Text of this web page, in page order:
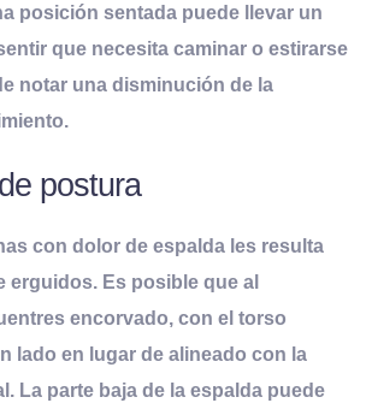
posición sentada puede llevar un
que necesita caminar o estirarse
notar una disminución de la
postura
con dolor de espalda les resulta
erguidos. Es posible que al
encorvado, con el torso
lado en lugar de alineado con la
La parte baja de la espalda puede